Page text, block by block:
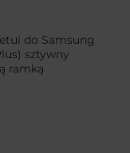
do Samsung
sztywny
ramką